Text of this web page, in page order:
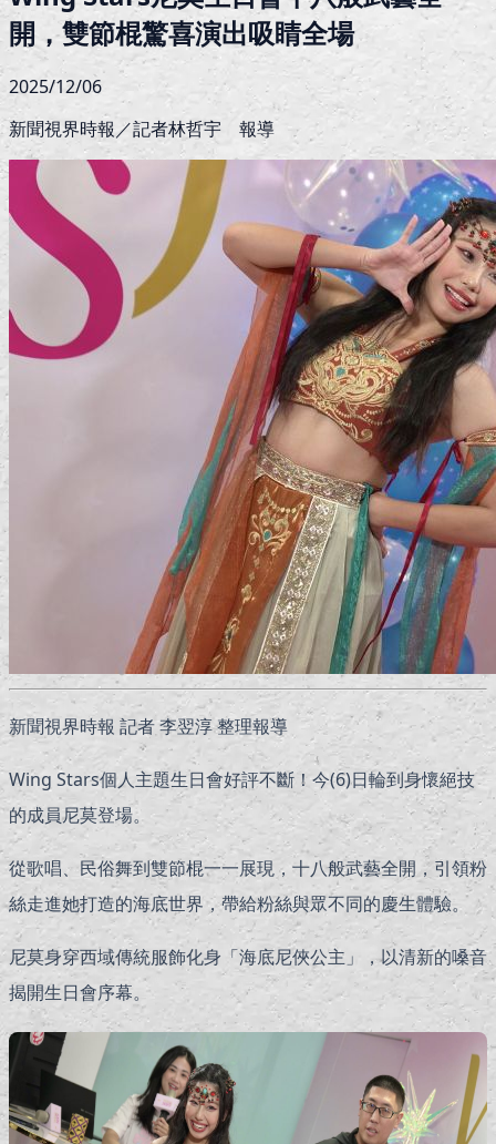
開，雙節棍驚喜演出吸睛全場
2025/12/06
新聞視界時報／記者林哲宇 報導
新聞視界時報 記者 李翌淳 整理報導
Wing Stars個人主題生日會好評不斷！今(6)日輪到身懷絕技
的成員尼莫登場。
從歌唱、民俗舞到雙節棍一一展現，十八般武藝全開，引領粉
絲走進她打造的海底世界，帶給粉絲與眾不同的慶生體驗。
尼莫身穿西域傳統服飾化身「海底尼俠公主」，以清新的嗓音
揭開生日會序幕。